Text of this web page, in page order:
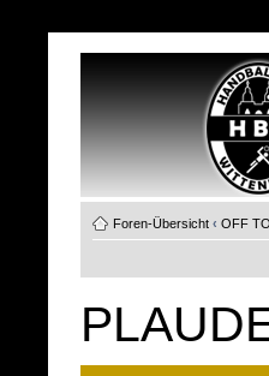
Foren-Übersicht ‹ OFF